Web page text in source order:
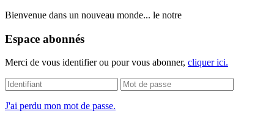
Bienvenue dans un nouveau monde... le notre
Espace abonnés
Merci de vous identifier ou pour vous abonner, cliquer ici.
J'ai perdu mon mot de passe.